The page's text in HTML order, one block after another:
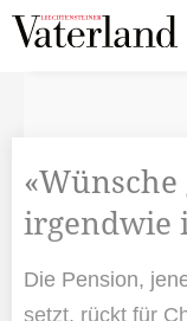
irgendwie
Die Pension,
setzt, rückt für